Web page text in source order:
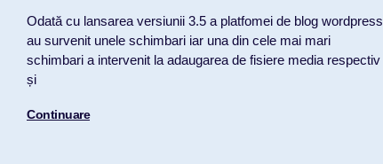
Odată cu lansarea versiunii 3.5 a platfomei de blog wordpress
au survenit unele schimbari iar una din cele mai mari
schimbari a intervenit la adaugarea de fisiere media respectiv
și
Continuare